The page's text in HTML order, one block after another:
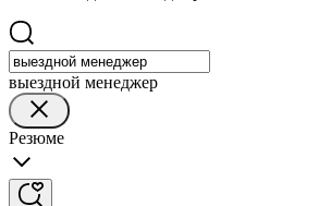
выездной менеджер
Резюме